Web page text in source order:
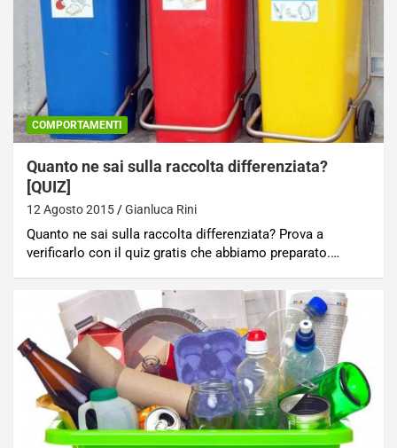
COMPORTAMENTI
Quanto ne sai sulla raccolta differenziata?
[QUIZ]
12 Agosto 2015 Gianluca Rini
Quanto ne sai sulla raccolta differenziata? Prova a
verificarlo con il quiz gratis che abbiamo preparato.…